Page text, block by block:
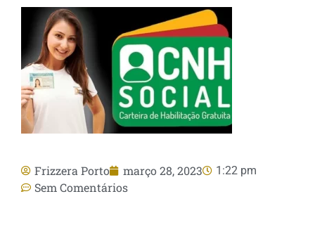
Frizzera Porto março 28, 2023 1:22 pm
Sem Comentários